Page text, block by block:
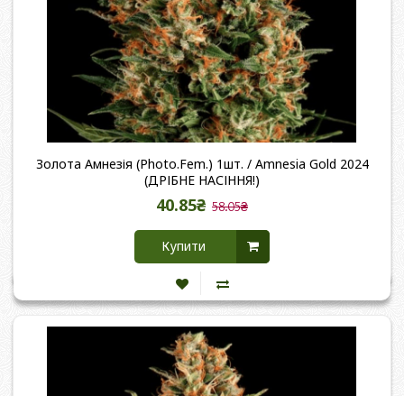
Золота Амнезія (Photo.Fem.) 1шт. / Amnesia Gold 2024
(ДРІБНЕ НАСІННЯ!)
40.85₴ 58.05₴
Купити